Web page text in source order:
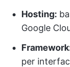
Hosting:
Google
per